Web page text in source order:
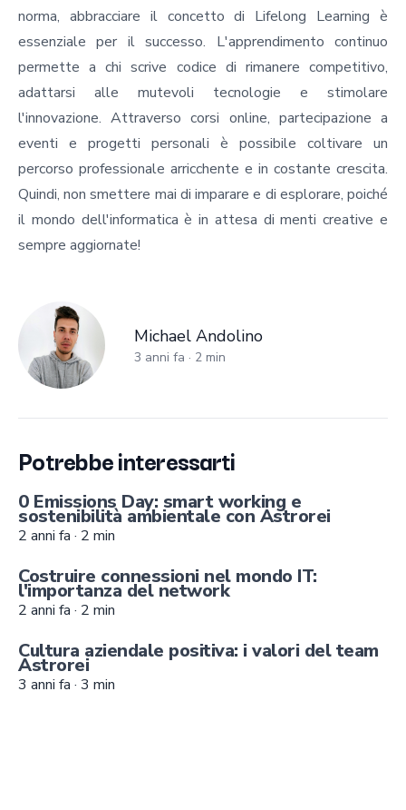
norma, abbracciare il concetto di Lifelong Learning è
essenziale per il successo. L'apprendimento continuo
permette a chi scrive codice di rimanere competitivo,
adattarsi alle mutevoli tecnologie e stimolare
l'innovazione. Attraverso corsi online, partecipazione a
eventi e progetti personali è possibile coltivare un
percorso professionale arricchente e in costante crescita.
Quindi, non smettere mai di imparare e di esplorare, poiché
il mondo dell'informatica è in attesa di menti creative e
sempre aggiornate!
Michael Andolino
Michael Andolino
3 anni fa · 2 min
Potrebbe interessarti
0 Emissions Day: smart working e
sostenibilità ambientale con Astrorei
2 anni fa · 2 min
Costruire connessioni nel mondo IT:
l'importanza del network
2 anni fa · 2 min
Cultura aziendale positiva: i valori del team
Astrorei
3 anni fa · 3 min